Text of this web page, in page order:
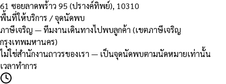
61 ซอยลาดพร้าว 95 (ปรางค์ทิพย์), 10310
พื้นที่ให้บริการ / จุดนัดพบ
ภาษีเจริญ — ทีมงานเดินทางไปพบลูกค้า (เขตภาษีเจริญ
กรุงเทพมหานคร)
ไม่ใช่สำนักงานถาวรของเรา — เป็นจุดนัดพบตามนัดหมายเท่านั้น
เวลาทำการ